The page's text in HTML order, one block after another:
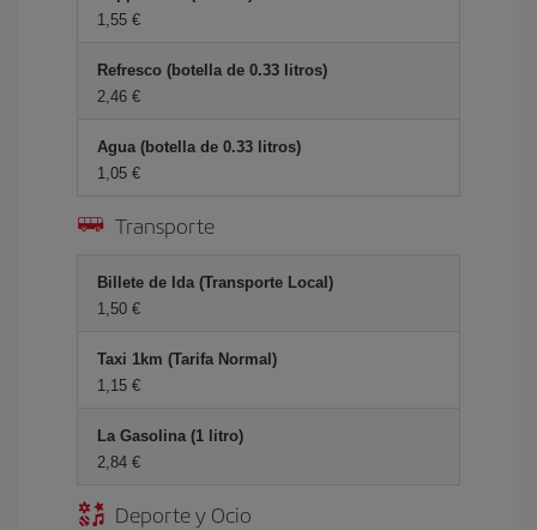
1,55 €
Refresco (botella de 0.33 litros)
2,46 €
Agua (botella de 0.33 litros)
1,05 €
Transporte
Billete de Ida (Transporte Local)
1,50 €
Taxi 1km (Tarifa Normal)
1,15 €
La Gasolina (1 litro)
2,84 €
Deporte y Ocio